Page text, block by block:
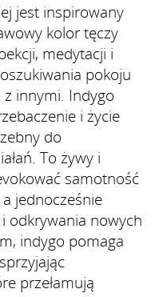
jest inspirowany
kolor tęczy
medytacji i
pokoju
innymi. Indygo
i życie
do
To żywy i
samotność
jednocześnie
odkrywania nowych
indygo pomaga
przełamują